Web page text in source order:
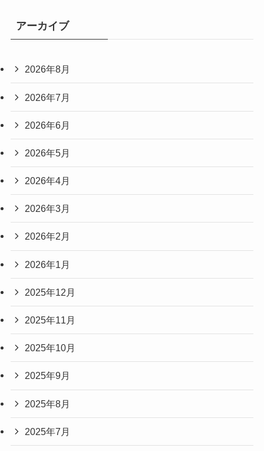
アーカイブ
2026年8月
2026年7月
2026年6月
2026年5月
2026年4月
2026年3月
2026年2月
2026年1月
2025年12月
2025年11月
2025年10月
2025年9月
2025年8月
2025年7月